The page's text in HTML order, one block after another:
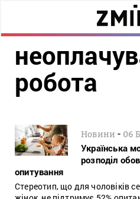
робота
Новини - 06
Українська
розподіл
опитування
Стереотип, що для чоловіків